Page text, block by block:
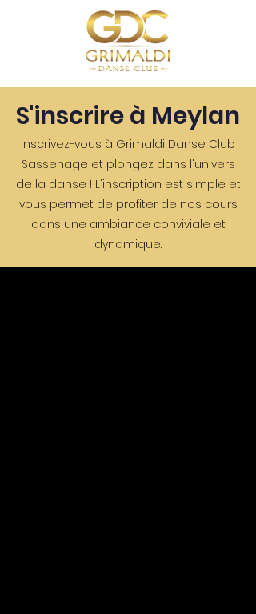
S'inscrire à Meylan
Inscrivez-vous à Grimaldi Danse Club
Sassenage et plongez dans l'univers
de la danse ! L'inscription est simple et
vous permet de profiter de nos cours
dans une ambiance conviviale et
dynamique.